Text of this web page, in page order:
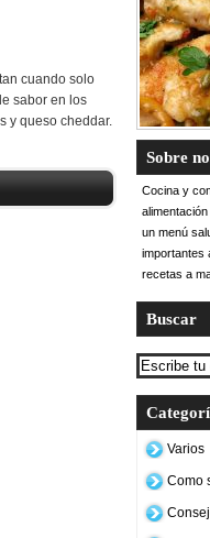
cuando solo
sabor en los
y queso cheddar.
Sobre
Cocina y
un menú
importantes
recetas a
Buscar
Varios
Como